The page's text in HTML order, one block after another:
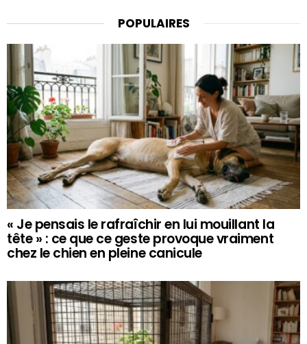
POPULAIRES
« Je pensais le rafraîchir en lui mouillant la
tête » : ce que ce geste provoque vraiment
chez le chien en pleine canicule